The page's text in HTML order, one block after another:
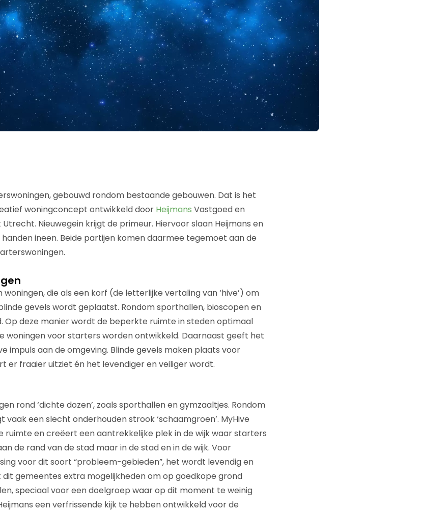
gebouwd rondom bestaande gebouwen. Dat is het
woningconcept ontwikkeld door Heijmans Vastgoed en
Utrecht. Nieuwegein krijgt de primeur. Hiervoor slaan Heijmans en
ineen. Beide partijen komen daarmee tegemoet aan de
woningen, die als een korf (de letterlijke vertaling van ‘hive’) om
gevels wordt geplaatst. Rondom sporthallen, bioscopen en
Op deze manier wordt de beperkte ruimte in steden optimaal
woningen voor starters worden ontwikkeld. Daarnaast geeft het
impuls aan de omgeving. Blinde gevels maken plaats voor
er fraaier uitziet én het levendiger en veiliger wordt.
rond ‘dichte dozen’, zoals sporthallen en gymzaaltjes. Rondom
vaak een slecht onderhouden strook ‘schaamgroen’. MyHive
ruimte en creëert een aantrekkelijke plek in de wijk waar starters
de rand van de stad maar in de stad en in de wijk. Voor
voor dit soort “probleem-gebieden”, het wordt levendig en
gemeentes extra mogelijkheden om op goedkope grond
speciaal voor een doelgroep waar op dit moment te weinig
een verfrissende kijk te hebben ontwikkeld voor de